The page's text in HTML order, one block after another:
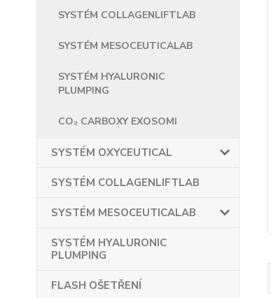
SYSTÉM COLLAGENLIFTLAB
SYSTÉM MESOCEUTICALAB
SYSTÉM HYALURONIC
PLUMPING
CO₂ CARBOXY EXOSOMI
SYSTÉM OXYCEUTICAL
SYSTÉM COLLAGENLIFTLAB
SYSTÉM MESOCEUTICALAB
SYSTÉM HYALURONIC
PLUMPING
FLASH OŠETŘENÍ